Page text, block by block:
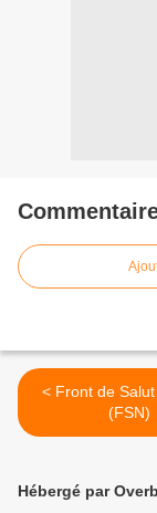
< Front de Salut National
(FSN)
Hébergé par